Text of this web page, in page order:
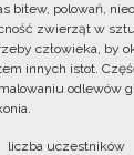
bitew, polowań,
zwierząt w
człowieka, by
innych istot.
odlewów
liczba uczestników